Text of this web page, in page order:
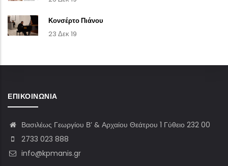
Κονσέρτο Πιάνου
23 Δεκ 19
ΕΠΙΚΟΙΝΩΝΊΑ
Βασιλέως Γεωργίου Β’ & Αρχαίου Θεάτρου 1 Γύθειο 232 00
2733 023 888
info@kpmanis.gr